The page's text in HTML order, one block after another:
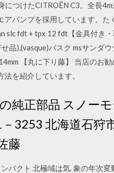
つけたCITROËN C3。全長
バンプを採用しています。
slc fdt + tpx 12 fdt【金具付き
品),(vasque)バスク msサンダ
【丸に下り藤】 当店のお
を紹介しています。
純正部品 スノー
3253 北海道石狩
藤
パクト 北極域は気. 象の年次